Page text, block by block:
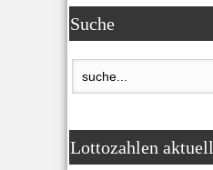
Suche
Lottozahlen aktuell